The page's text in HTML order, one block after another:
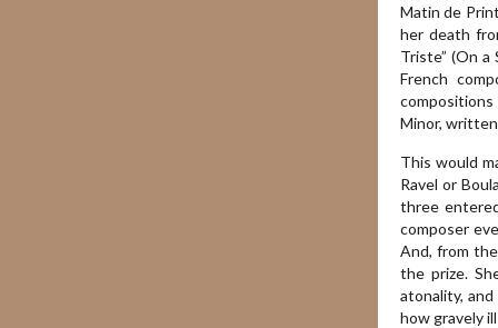
Matin de
her death
Triste” (On a
French
compositions
Minor,
This would
Ravel or
three
composer
And, from
the prize.
atonality,
how gravely